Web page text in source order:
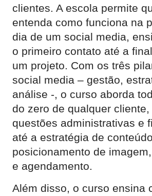
clientes. A escola permite
entenda como funciona na
dia de um social media,
o primeiro contato até a
um projeto. Com os três
social media – gestão,
análise -, o curso aborda
do zero de qualquer cliente,
questões administrativas e
até a estratégia de
posicionamento de
e agendamento.
Além disso, o curso ensina